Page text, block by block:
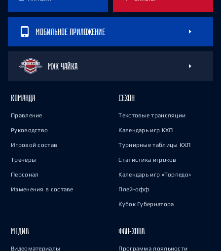
МОБИЛЬНОЕ ПРИЛОЖЕНИЕ
МХК ЧАЙКА
КОМАНДА
Правление
Руководство
Игровой состав
Тренеры
Персонал
Изменения в составе
СЕЗОН
Текстовые трансляции
Календарь игр КХЛ
Турнирные таблицы КХЛ
Статистика игроков
Календарь игр «Торпедо»
Плей-офф
Кубок Губернатора
МЕДИА
Видеоматериалы
ФАН-ЗОНА
Программа лояльности